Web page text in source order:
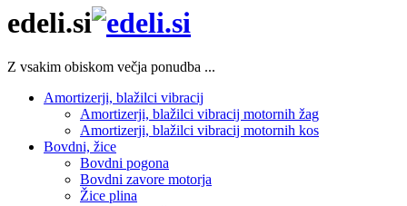
edeli.si
Z vsakim obiskom večja ponudba ...
Amortizerji, blažilci vibracij
Amortizerji, blažilci vibracij motornih žag
Amortizerji, blažilci vibracij motornih kos
Bovdni, žice
Bovdni pogona
Bovdni zavore motorja
Žice plina